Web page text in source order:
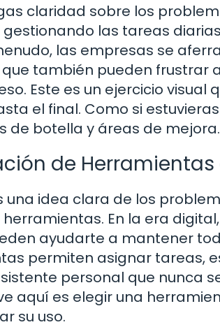
claridad sobre los
las tareas
las empresas se
que también pueden frustrar
Este es un ejercicio
el final. Como si
de botella y áreas de mejora.
de Herramientas
una idea clara de los
En la era
ayudarte a mantener
permiten asignar tareas,
personal que nunca
aquí es elegir una
su uso.